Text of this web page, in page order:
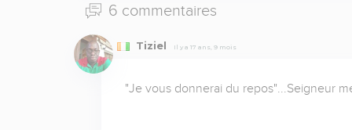
6 commentaires
Tiziel Il y a 17 ans, 9 mois
"Je vous donnerai du repos"...Seigneur